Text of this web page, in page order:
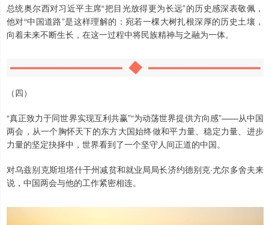
总统奥尔西对习近平主席“把目光放得更为长远”的历史感深表敬佩，
他对“中国道路”是这样理解的：宛若一棵大树扎根深厚的历史土壤，
向着未来不断生长，在这一过程中将民族精神与之融为一体。
（四）
“真正致力于同世界实现互利共赢”“为动荡世界提供方向感”——从中国
两会，从一个胸怀天下的东方大国始终做和平力量、稳定力量、进步
力量的坚定抉择中，世界看到了一个坚守人间正道的中国。
对乌兹别克斯坦塔什干州减贫和就业局局长济约德别克·尤尔多舍夫来
说，中国两会与他的工作紧密相连。